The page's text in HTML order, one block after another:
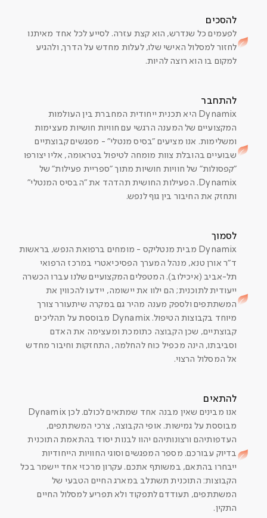
להסכים
לפעמים כל שנדרש, הוא קצת עזרה. לסייע לכל אחד מאיתנו
לחזור למסלול האישי שלו, לעלות מחדש על הדרך, ולהגיע
למקום בו הוא רוצה להיות.
להתחבר
Dynamix היא תכנית ייחודית המחברת בין העולמות
המקצועיים של המענה הרגשי עם חוויות חושיות מעצימות
ומשלימות. אנו מציעים "בסיס מנטלי" - מפגשים קבוצתיים
שבועיים בהובלת צוות מומחה לטיפול בטראומה, אליו יצורפו
"קפסולות" של חוויות חושיות מתוך "ספריית פעילות" של
Dynamix. הפעילות החושית תהדהד את "הבסיס המנטלי"
ותחזק את החיבור בין גוף לנפש.
לסמוך
Dynamix מבית מנטליקס - מומחים ברפואת הנפש, בראשות
ד"ר אורן טנא, מנהל המערך הפסיכיאטרי במרכז הרפואי
תל-אביב (איכילוב). המטפלים המקצועיים שלנו עברו הכשרה
ייעודית לתוכנית; הם ילוו את יישומה, יידעו להכווין את
המשתתפים ולספק מענה מהיר גם במקרה שיתעורר צורך
מיוחד בקבוצות הטיפול. Dynamix מבוססת על תהליכים
קבוצתיים, שכן הקבוצה כתומכת ומעצימה את האדם
וסביבתו, הינה מכפיל כוח להחלמה, התחזקות וחיבור מחדש
אל המסלול הרצוי.
להתאים
אנו מבינים שאין מבנה אחד שמתאים לכולם. לכן Dynamix
מבוססת על גמישות. אופי הקבוצה, צרכי המשתתפים,
העדפותיהם ורצונותיהם יהוו לבנות יסוד בהתאמת התוכנית
בדיוק עבורכם. מספר המפגשים וסוגי החוויות הייחודיות
ייבחרו בהתאם, במשותף אתכם. עקרון מרכזי אחד יישמר בכל
הקבוצות: התוכנית תשתלב במארג החיים הטבעי של
המשתתפים, תעודדם לתפקוד ולא תפריע למסלול החיים
התקין.